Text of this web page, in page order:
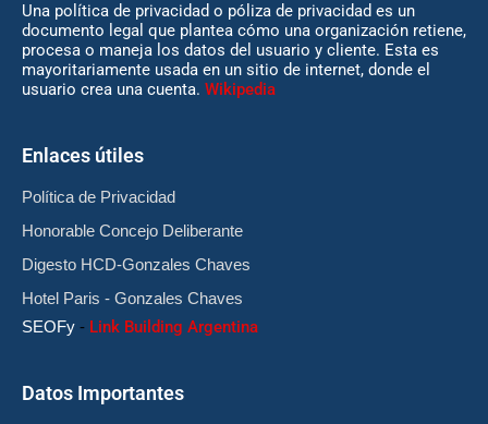
Una política de privacidad o póliza de privacidad es un
documento legal que plantea cómo una organización retiene,
procesa o maneja los datos del usuario y cliente. Esta es
mayoritariamente usada en un sitio de internet, donde el
usuario crea una cuenta. Wikipedia
Enlaces útiles
Política de Privacidad
Honorable Concejo Deliberante
Digesto HCD-Gonzales Chaves
Hotel Paris - Gonzales Chaves
SEOFy - Link Building Argentina
Datos Importantes